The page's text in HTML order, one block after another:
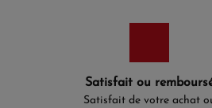
Satisfait ou
Satisfait de votre achat